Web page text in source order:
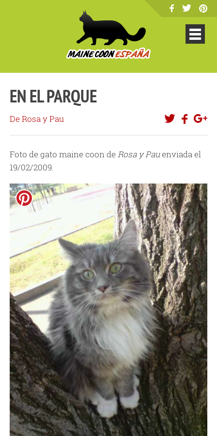
EN EL PARQUE
De Rosa y Pau
Foto de gato maine coon deRosa y Pauenviada el
19/02/2009.